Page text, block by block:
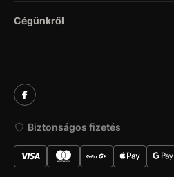
Cégünkről
Biztonságos fizetés